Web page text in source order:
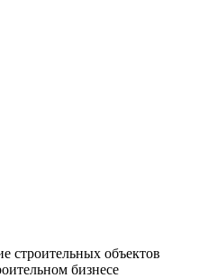
строительных объектов
бизнесе